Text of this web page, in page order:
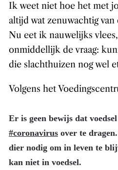
Ik weet niet hoe het met
altijd wat zenuwachtig
Nu eet ik nauwelijks
onmiddellijk de vraag:
die slachthuizen nog wel
Volgens het
Er is geen bewijs dat
#coronavirusover te
dier nodig om in leven te
kan niet in voedsel.